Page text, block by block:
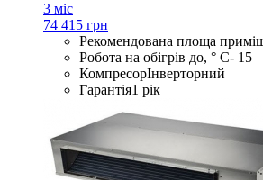
3 міс
74 415 грн
Рекомендована площа
Робота на обігрів до, ° С- 15
КомпресорІнверторний
Гарантія1 рік